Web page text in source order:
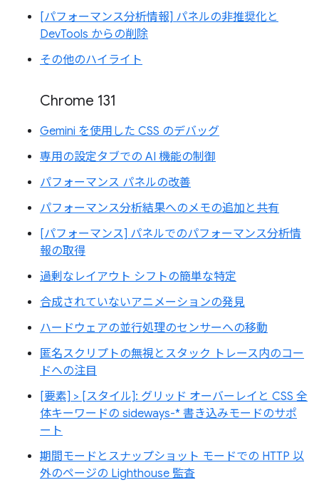
[パフォーマンス分析情報] パネルの非推奨化と
DevTools からの削除
その他のハイライト
Chrome 131
Gemini を使用した CSS のデバッグ
専用の設定タブでの AI 機能の制御
パフォーマンス パネルの改善
パフォーマンス分析結果へのメモの追加と共有
[パフォーマンス] パネルでのパフォーマンス分析情
報の取得
過剰なレイアウト シフトの簡単な特定
合成されていないアニメーションの発見
ハードウェアの並行処理のセンサーへの移動
匿名スクリプトの無視とスタック トレース内のコー
ドへの注目
[要素] > [スタイル]: グリッド オーバーレイと CSS 全
体キーワードの sideways-* 書き込みモードのサポ
ート
期間モードとスナップショット モードでの HTTP 以
外のページの Lighthouse 監査